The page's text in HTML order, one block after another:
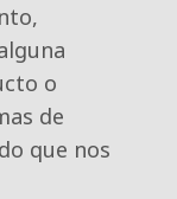
o
de
que nos